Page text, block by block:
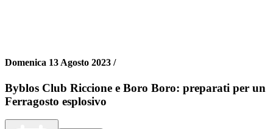
Domenica 13 Agosto 2023 /
Byblos Club Riccione e Boro Boro: preparati per un
Ferragosto esplosivo